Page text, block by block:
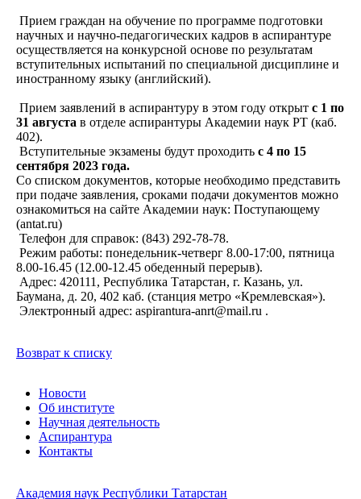
Прием граждан на обучение по программе подготовки
научных и научно-педагогических кадров в аспирантуре
осуществляется на конкурсной основе по результатам
вступительных испытаний по специальной дисциплине и
иностранному языку (английский).
Прием заявлений в аспирантуру в этом году открыт с 1 по
31 августа в отделе аспирантуры Академии наук РТ (каб.
402).
Вступительные экзамены будут проходить с 4 по 15
сентября 2023 года.
Со списком документов, которые необходимо представить
при подаче заявления, сроками подачи документов можно
ознакомиться на сайте Академии наук: Поступающему
(antat.ru)
Телефон для справок: (843) 292-78-78.
Режим работы: понедельник-четверг 8.00-17:00, пятница
8.00-16.45 (12.00-12.45 обеденный перерыв).
Адрес: 420111, Республика Татарстан, г. Казань, ул.
Баумана, д. 20, 402 каб. (станция метро «Кремлевская»).
Электронный адрес: aspirantura-anrt@mail.ru .
Возврат к списку
Новости
Об институте
Научная деятельность
Аспирантура
Контакты
Академия наук Республики Татарстан